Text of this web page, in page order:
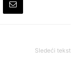
Sledeći tekst